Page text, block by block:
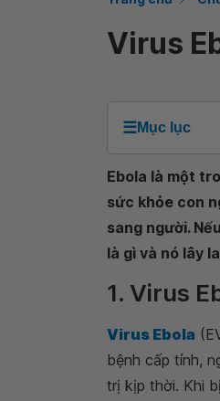
Virus
☰Mục lục
Ebola là một
sức khỏe con
sang người.
là gì và nó lây
1. Virus
Virus Ebola
bệnh cấp tính,
trị kịp thời. Khi